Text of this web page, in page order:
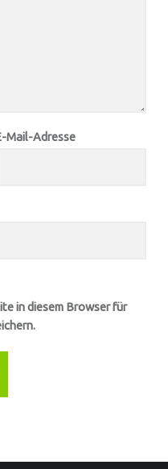
Mail-Adresse
in diesem Browser für